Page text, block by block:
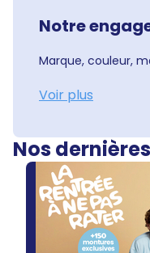
Notre
Marque, couleur,
Voir plus
Nos